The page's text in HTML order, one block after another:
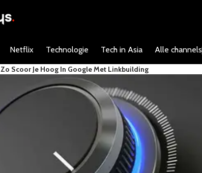
Netflix Technologie Tech in Asia Alle channels
Zo Scoor Je Hoog In Google Met Linkbuilding